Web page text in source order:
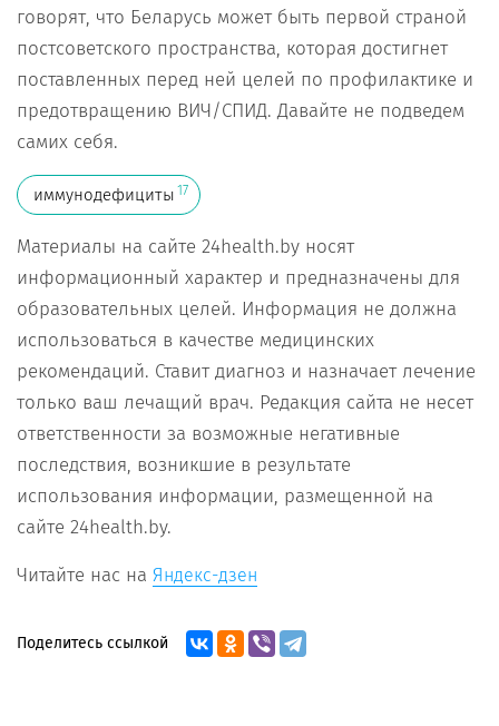
говорят, что Беларусь может быть первой страной
постсоветского пространства, которая достигнет
поставленных перед ней целей по профилактике и
предотвращению ВИЧ/СПИД. Давайте не подведем
самих себя.
иммунодефициты 17
Материалы на сайте 24health.by носят
информационный характер и предназначены для
образовательных целей. Информация не должна
использоваться в качестве медицинских
рекомендаций. Ставит диагноз и назначает лечение
только ваш лечащий врач. Редакция сайта не несет
ответственности за возможные негативные
последствия, возникшие в результате
использования информации, размещенной на
сайте 24health.by.
Читайте нас на Яндекс-дзен
Поделитесь ссылкой